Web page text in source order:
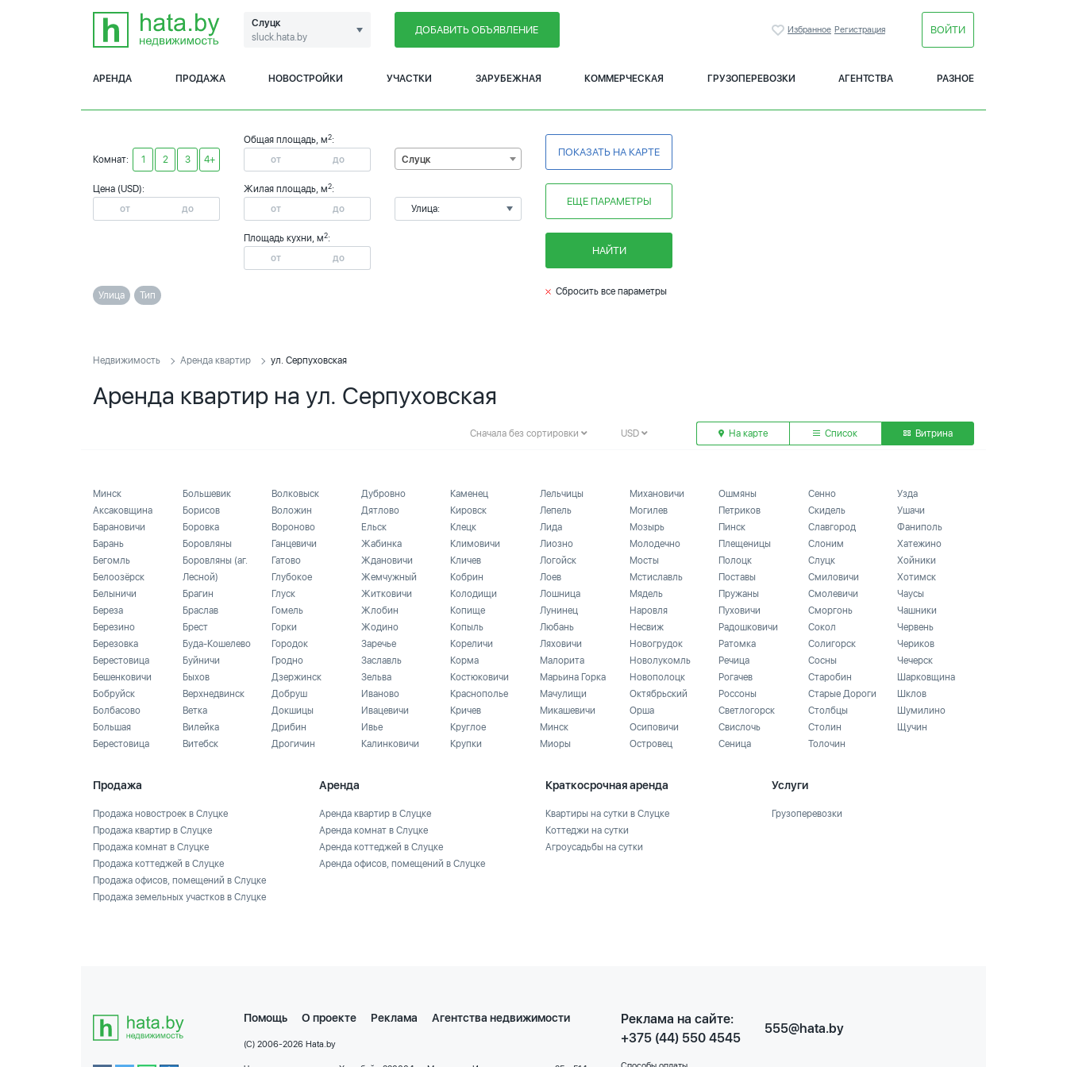
Слуцк
sluck.hata.by
ДОБАВИТЬ ОБЪЯВЛЕНИЕ Избранное Регистрация ВОЙТИ
АРЕНДА ПРОДАЖА НОВОСТРОЙКИ УЧАСТКИ ЗАРУБЕЖНАЯ КОММЕРЧЕСКАЯ ГРУЗОПЕРЕВОЗКИ АГЕНТСТВА РАЗНОЕ
Комнат: 1 2 3 4+
Цена (USD):
Общая площадь, м2:
Жилая площадь, м2:
Площадь кухни, м2:
Слуцк
Улица:
ПОКАЗАТЬ НА КАРТЕ
ЕЩЕ ПАРАМЕТРЫ
НАЙТИ
Улица Тип Сбросить все параметры
Недвижимость Аренда квартир ул. Серпуховская
Аренда квартир на ул. Серпуховская
Сначала без сортировки USD На карте Список Витрина
Минск
Аксаковщина
Барановичи
Барань
Бегомль
Белоозёрск
Белыничи
Береза
Березино
Березовка
Берестовица
Бешенковичи
Бобруйск
Болбасово
Большая
Берестовица
Большевик
Борисов
Боровка
Боровляны
Боровляны (аг.
Лесной)
Брагин
Браслав
Брест
Буда-Кошелево
Буйничи
Быхов
Верхнедвинск
Ветка
Вилейка
Витебск
Волковыск
Воложин
Вороново
Ганцевичи
Гатово
Глубокое
Глуск
Гомель
Горки
Городок
Гродно
Дзержинск
Добруш
Докшицы
Дрибин
Дрогичин
Дубровно
Дятлово
Ельск
Жабинка
Ждановичи
Жемчужный
Житковичи
Жлобин
Жодино
Заречье
Заславль
Зельва
Иваново
Ивацевичи
Ивье
Калинковичи
Каменец
Кировск
Клецк
Климовичи
Кличев
Кобрин
Колодищи
Копище
Копыль
Кореличи
Корма
Костюковичи
Краснополье
Кричев
Круглое
Крупки
Лельчицы
Лепель
Лида
Лиозно
Логойск
Лоев
Лошница
Лунинец
Любань
Ляховичи
Малорита
Марьина Горка
Мачулищи
Микашевичи
Минск
Миоры
Михановичи
Могилев
Мозырь
Молодечно
Мосты
Мстиславль
Мядель
Наровля
Несвиж
Новогрудок
Новолукомль
Новополоцк
Октябрьский
Орша
Осиповичи
Островец
Ошмяны
Петриков
Пинск
Плещеницы
Полоцк
Поставы
Пружаны
Пуховичи
Радошковичи
Ратомка
Речица
Рогачев
Россоны
Светлогорск
Свислочь
Сеница
Сенно
Скидель
Славгород
Слоним
Слуцк
Смиловичи
Смолевичи
Сморгонь
Сокол
Солигорск
Сосны
Старобин
Старые Дороги
Столбцы
Столин
Толочин
Узда
Ушачи
Фаниполь
Хатежино
Хойники
Хотимск
Чаусы
Чашники
Червень
Чериков
Чечерск
Шарковщина
Шклов
Шумилино
Щучин
Продажа
Продажа новостроек в Слуцке
Продажа квартир в Слуцке
Продажа комнат в Слуцке
Продажа коттеджей в Слуцке
Продажа офисов, помещений в Слуцке
Продажа земельных участков в Слуцке
Аренда
Аренда квартир в Слуцке
Аренда комнат в Слуцке
Аренда коттеджей в Слуцке
Аренда офисов, помещений в Слуцке
Краткосрочная аренда
Квартиры на сутки в Слуцке
Коттеджи на сутки
Агроусадьбы на сутки
Услуги
Грузоперевозки
Помощь О проекте Реклама Агентства недвижимости
(C) 2006-2026 Hata.by
Реклама на сайте:
+375 (44) 550 4545
555@hata.by